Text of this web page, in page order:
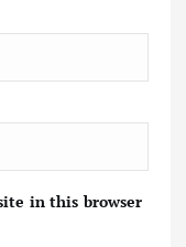
in this browser